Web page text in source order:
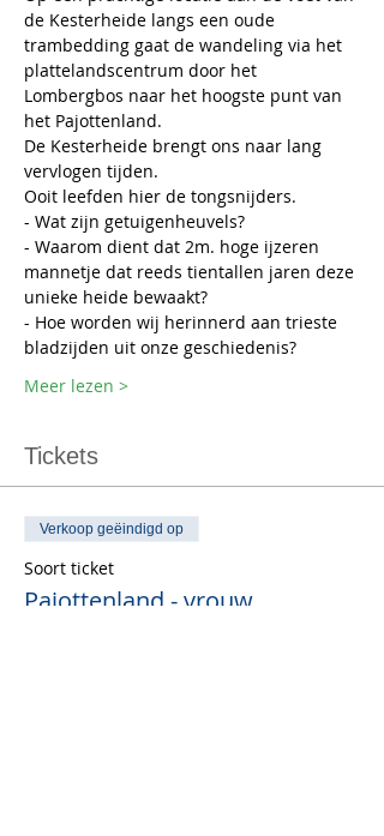
de Kesterheide langs een oude
trambedding gaat de wandeling via het
plattelandscentrum door het
Lombergbos naar het hoogste punt van
het Pajottenland.
De Kesterheide brengt ons naar lang
vervlogen tijden.
Ooit leefden hier de tongsnijders.
- Wat zijn getuigenheuvels?
- Waarom dient dat 2m. hoge ijzeren
mannetje dat reeds tientallen jaren deze
unieke heide bewaakt?
- Hoe worden wij herinnerd aan trieste
bladzijden uit onze geschiedenis?
Meer lezen >
Tickets
Verkoop geëindigd op
Soort ticket
Pajottenland - vrouw